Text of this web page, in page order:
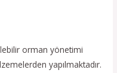
orman yönetimi
yapılmaktadır.